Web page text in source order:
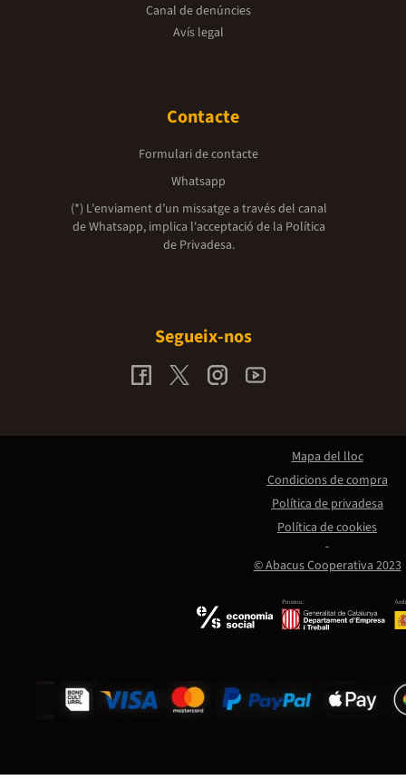
Canal de denúncies
Avís legal
Contacte
Formulari de contacte
Whatsapp
(*) L'enviament d’un missatge a través del canal
de Whatsapp, implica l'acceptació de la Política
de Privadesa.
Segueix-nos
Promou:
© Abacus Cooperativa 2023
Mapa del lloc
Condicions de compra
Política de privadesa
Política de cookies